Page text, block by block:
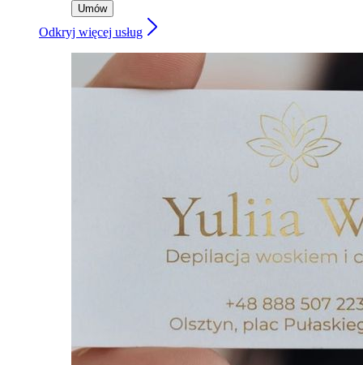
Umów
Odkryj więcej usług